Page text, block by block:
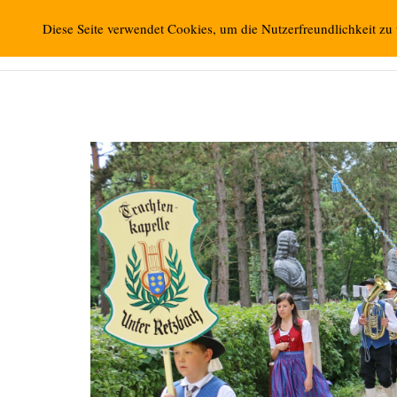
springen
Retzbacher Bilder
Diese Seite verwendet Cookies, um die Nutzerfreundlichkeit